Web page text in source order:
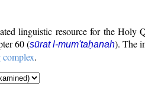
linguistic resource for the Holy
60 (sūrat l-mum'taḥanah). The
.